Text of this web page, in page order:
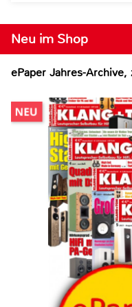
Neu im Shop
ePaper Jahres-Archive,